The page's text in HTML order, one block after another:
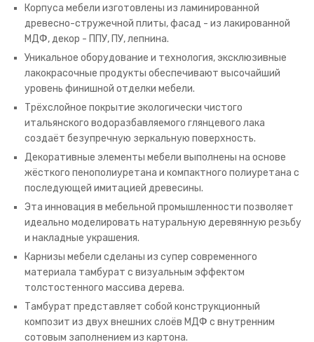
Корпуса мебели изготовлены из ламинированной
древесно-стружечной плиты, фасад - из лакированной
МДФ, декор - ППУ, ПУ, лепнина.
Уникальное оборудование и технология, эксклюзивные
лакокрасочные продукты обеспечивают высочайший
уровень финишной отделки мебели.
Трёхслойное покрытие экологически чистого
итальянского водоразбавляемого глянцевого лака
создаёт безупречную зеркальную поверхность.
Декоративные элементы мебели выполнены на основе
жёсткого пенополиуретана и компактного полиуретана с
последующей имитацией древесины.
Эта инновация в мебельной промышленности позволяет
идеально моделировать натуральную деревянную резьбу
и накладные украшения.
Карнизы мебели сделаны из супер современного
материала тамбурат с визуальным эффектом
толстостенного массива дерева.
Тамбурат представляет собой конструкционный
композит из двух внешних слоёв МДФ с внутренним
сотовым заполнением из картона.